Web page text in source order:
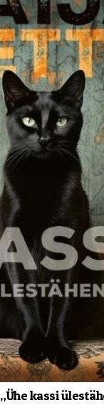
kassi